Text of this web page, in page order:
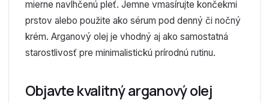
mierne navlhčenú pleť. Jemne vmasírujte končekmi
prstov alebo použite ako sérum pod denný či nočný
krém. Arganový olej je vhodný aj ako samostatná
starostlivosť pre minimalistickú prírodnú rutinu.
Objavte kvalitný arganový olej